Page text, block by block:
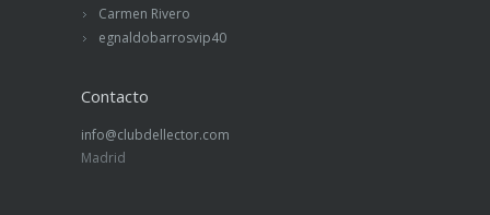
Carmen Rivero
egnaldobarrosvip40
Contacto
info@clubdellector.com
Madrid